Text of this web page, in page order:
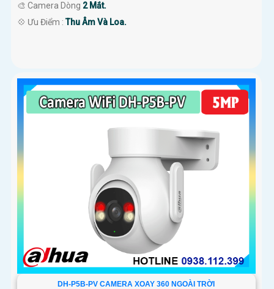
🎨 Camera Dòng 2 Mắt.
️💠 Ưu Điểm :Thu Âm Và Loa.
DH-P5B-PV CAMERA XOAY 360 NGOÀI TRỜI